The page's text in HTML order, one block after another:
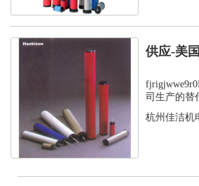
供应-美
司生产的替
杭州佳洁机